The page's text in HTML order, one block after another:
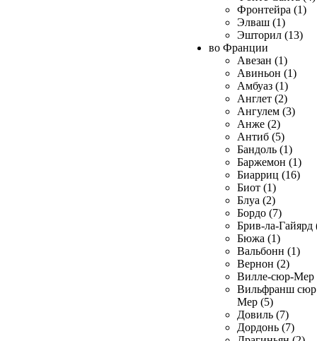
Фронтейра (1)
Элваш (1)
Эшторил (13)
во Франции
Авезан (1)
Авиньон (1)
Амбуаз (1)
Англет (2)
Ангулем (3)
Анже (2)
Антиб (5)
Бандоль (1)
Баржемон (1)
Биарриц (16)
Биот (1)
Блуа (2)
Бордо (7)
Брив-ла-Гайярд
Бюжа (1)
Вальбонн (1)
Вернон (2)
Вилле-сюр-Мер
Вильфранш сюр
Мер (5)
Довиль (7)
Дордонь (7)